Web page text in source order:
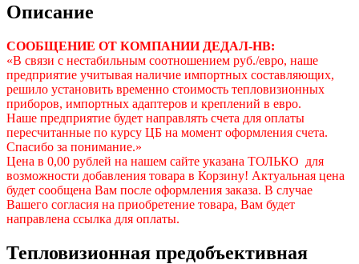
Описание
СООБЩЕНИЕ ОТ КОМПАНИИ ДЕДАЛ-НВ:
«В связи с нестабильным соотношением руб./евро, наше
предприятие учитывая наличие импортных составляющих,
решило установить временно стоимость тепловизионных
приборов, импортных адаптеров и креплений в евро.
Наше предприятие будет направлять счета для оплаты
пересчитанные по курсу ЦБ на момент оформления счета.
Спасибо за понимание.»
Цена в 0,00 рублей на нашем сайте указана ТОЛЬКО для
возможности добавления товара в Корзину! Актуальная цена
будет сообщена Вам после оформления заказа. В случае
Вашего согласия на приобретение товара, Вам будет
направлена ссылка для оплаты.
Тепловизионная предобъективная